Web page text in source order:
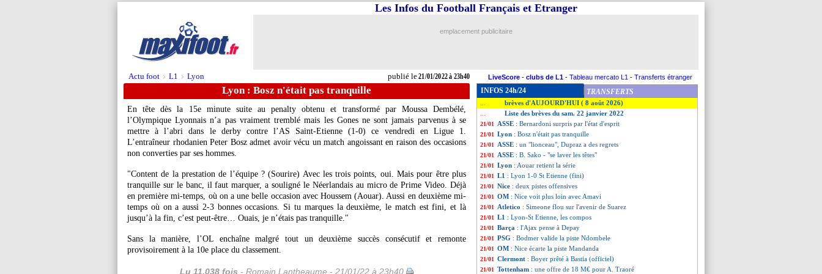
Actu foot > L1 > Lyon publié le21/01/2022 à 23h40
Les Infos du Football Français et Etranger
emplacement publicitaire
LiveScore - clubs de L1 - Tableau mercato L1 - Transferts étranger
Lyon : Bosz n'était pas tranquille
En tête dès la 15e minute suite au penalty obtenu et transformé par Moussa Dembélé,
l’Olympique Lyonnais n’a pas vraiment tremblé mais les Gones ne sont jamais parvenus à se
mettre à l’abri dans le derby contre l’AS Saint-Etienne (1-0) ce vendredi en Ligue 1.
L’entraîneur rhodanien Peter Bosz admet avoir vécu un match angoissant en raison des occasions
non converties par ses hommes.
"Content de la prestation de l’équipe ? (Sourire) Avec les trois points, oui. Mais pour être plus
tranquille sur le banc, il faut marquer, a souligné le Néerlandais au micro de Prime Video. Déjà
en première mi-temps, où on a une belle occasion avec Houssem (Aouar). Aussi en deuxième mi-
temps où on a aussi 2-3 bonnes occasions. Si tu marques la deuxième, le match est fini, et là
jusqu’à la fin, c’est peut-être… Ouais, je n’étais pas tranquille."
Sans la manière, l’OL enchaîne malgré tout un deuxième succès consécutif et remonte
provisoirement à la 10e place du classement.
Lu 11.038 fois - Romain Lantheaume - 21/01/22 à 23h40
INFOS 24h/24 TRANSFERTS
brèves d'AUJOURD'HUI ( 8 août 2026)
Liste des brèves du sam. 22 janvier 2022
21/01 ASSE : Bernardoni surpris par l'état d'esprit
21/01 Lyon : Bosz n'était pas tranquille
21/01 ASSE : un "lionceau", Dupraz a des regrets
21/01 ASSE : B. Sako - "se laver les têtes"
21/01 Lyon : Aouar retient la série
21/01 L1 : Lyon 1-0 St Etienne (fini)
21/01 Nice : deux pistes offensives
21/01 OM : Nice voit plus loin avec Amavi
21/01 Atletico : Simeone flou sur l'avenir de Suarez
21/01 L1 : Lyon-St Etienne, les compos
21/01 Barça : l'Ajax pense à Depay
21/01 PSG : Bodmer valide la piste Ndombele
21/01 OM : Nice écarte la piste Mandanda
21/01 Clermont : Boyer prêté à Bastia (officiel)
21/01 Tottenham : une offre de 18 M€ pour A. Traoré